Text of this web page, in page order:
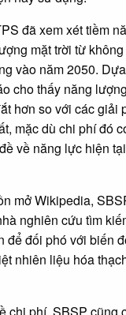
đã xem xét tiềm
mặt trời từ
vào năm 2050.
cho thấy năng
hơn so với các giải
mặc dù chi phí đó
về năng lực hiện
mở Wikipedia,
nghiên cứu tìm
để đối phó với biến
nhiên liệu hóa